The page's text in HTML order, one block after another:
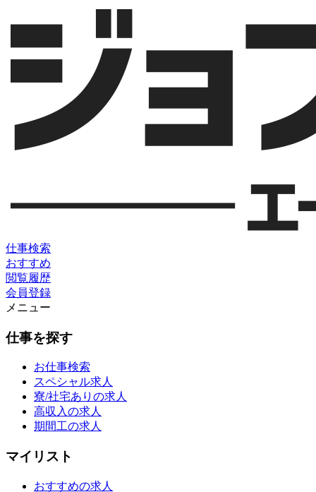
仕事検索
おすすめ
閲覧履歴
会員登録
メニュー
仕事を探す
お仕事検索
スペシャル求人
寮/社宅ありの求人
高収入の求人
期間工の求人
マイリスト
おすすめの求人